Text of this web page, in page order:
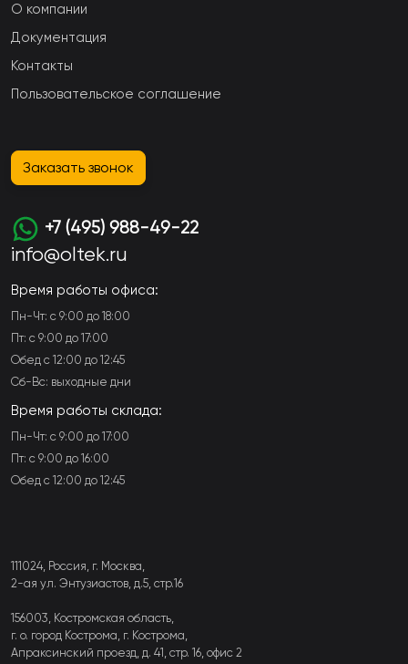
О компании
Документация
Контакты
Пользовательское соглашение
Заказать звонок
+7 (495) 988-49-22
info@oltek.ru
Время работы офиса:
Пн-Чт: с 9:00 до 18:00
Пт: с 9:00 до 17:00
Обед с 12:00 до 12:45
Сб-Вс: выходные дни
Время работы склада:
Пн-Чт: с 9:00 до 17:00
Пт: с 9:00 до 16:00
Обед с 12:00 до 12:45
111024, Россия, г. Москва,
2-ая ул. Энтузиастов, д.5, стр.16
156003, Костромская область,
г. о. город Кострома, г. Кострома,
Апраксинский проезд, д. 41, стр. 16, офис 2